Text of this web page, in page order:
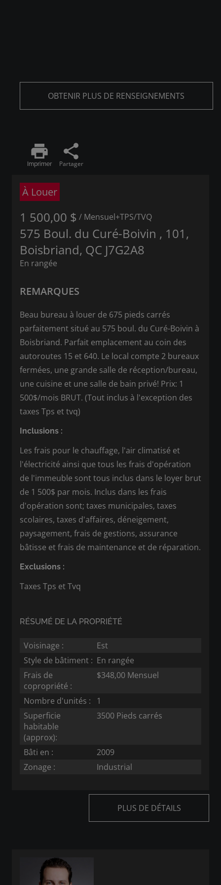
OBTENIR PLUS DE RENSEIGNEMENTS
print
Imprimer
share
Partager
À Louer
1 500,00 $ / Mensuel+TPS/TVQ
575 Boul. du Curé-Boivin , 101,
Boisbriand, QC J7G2A8
En rangée
REMARQUES
Beau bureau à louer de 675 pieds carrés
parfaitement situé au 575 boul. du Curé-Boivin à
Boisbriand. Parfait emplacement au coin des
autoroutes 15 et 640. Le local compte 2 bureaux
fermées, une grande salle de réception/bureau,
une cuisine et une salle de bain privé! Prix: 1
500$/mois BRUT. (Tout inclus à l'exception des
taxes Tps et tvq)
Inclusions :
Les frais pour le chauffage, l'air climatisé et
l'électricité ainsi que tous les frais d'opération
de l'immeuble sont tous inclus dans le loyer brut
de 1 500$ par mois. Inclus dans les frais
d'opération sont; taxes municipales, taxes
scolaires, taxes d'affaires, déneigement,
paysagement, frais de gestions, assurance
bâtisse et frais de maintenance et de réparation.
Exclusions :
Taxes Tps et Tvq
RÉSUMÉ DE LA PROPRIÉTÉ
Voisinage :
Est
Style de bâtiment : En rangée
Frais de
copropriété :
$348,00 Mensuel
Nombre d'unités :
1
Superficie
habitable
(approx):
3500 Pieds carrés
Bâti en :
2009
Zonage :
Industrial
PLUS DE DÉTAILS